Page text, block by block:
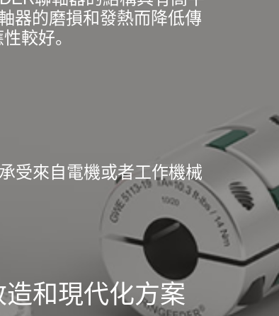
器的磨損和發熱而降低傳
較好。
受來自電機或者工作機械
和現代化方案